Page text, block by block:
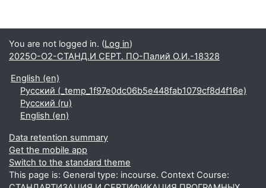
You are not logged in. (Log in)
2025О-О2-СТАНД.И СЕРТ. ПО-Палий О.И.-18328
English ‎(en)‎
Русский ‎(_temp_1f97e0dc06b5e448fab1079cf8d4f16e)‎
Русский ‎(ru)‎
English ‎(en)‎
Data retention summary
Get the mobile app
Switch to the standard theme
This page is: General type: incourse. Context Course: